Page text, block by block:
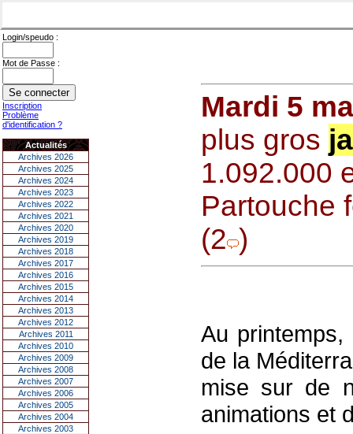
Login/speudo :
Mot de Passe :
Inscription
Problème
d'identification ?
Actualités
Archives 2026
Archives 2025
Archives 2024
Archives 2023
Archives 2022
Archives 2021
Archives 2020
Archives 2019
Archives 2018
Archives 2017
Archives 2016
Archives 2015
Archives 2014
Archives 2013
Archives 2012
Archives 2011
Archives 2010
Archives 2009
Archives 2008
Archives 2007
Archives 2006
Archives 2005
Archives 2004
Archives 2003
Mardi 5
plus gros
1.092.000
Partouche
(2 )
Au printemps,
de la
mise sur de
animations et